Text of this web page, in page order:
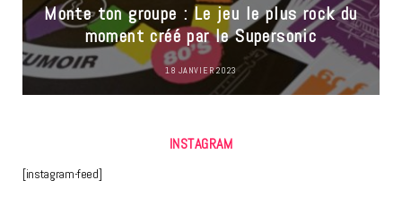
Monte ton groupe : Le jeu le plus rock du
moment créé par le Supersonic
18 JANVIER 2023
INSTAGRAM
[instagram-feed]